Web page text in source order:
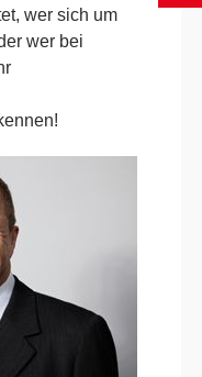
wer sich um
wer bei